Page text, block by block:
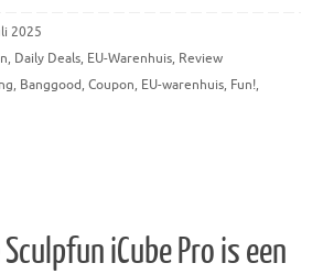
2025
, Daily Deals, EU-Warenhuis, Review
, Banggood, Coupon, EU-warenhuis, Fun!,
iCube Pro is een